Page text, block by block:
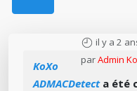
il y a 2
parAdmin
KoXo
ADMACDetecta été